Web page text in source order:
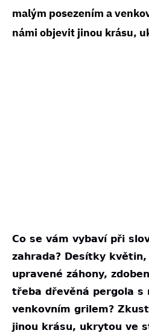
malým posezením a
námi objevit jinou krásu,
Co se vám vybaví při
zahrada? Desítky
upravené záhony,
třeba dřevěná pergola s
venkovním grilem?
jinou krásu, ukrytou ve